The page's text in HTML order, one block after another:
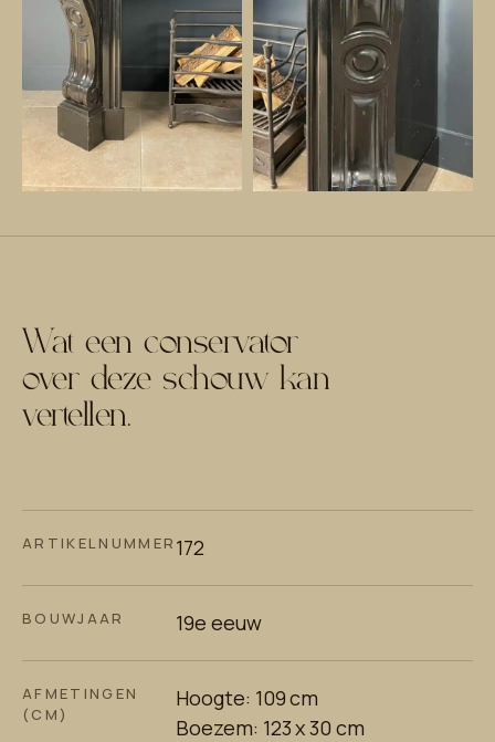
Wat een conservator
over deze schouw kan
vertellen.
ARTIKELNUMMER 172
BOUWJAAR 19e eeuw
AFMETINGEN
(CM)
Hoogte: 109 cm
Boezem: 123 x 30 cm